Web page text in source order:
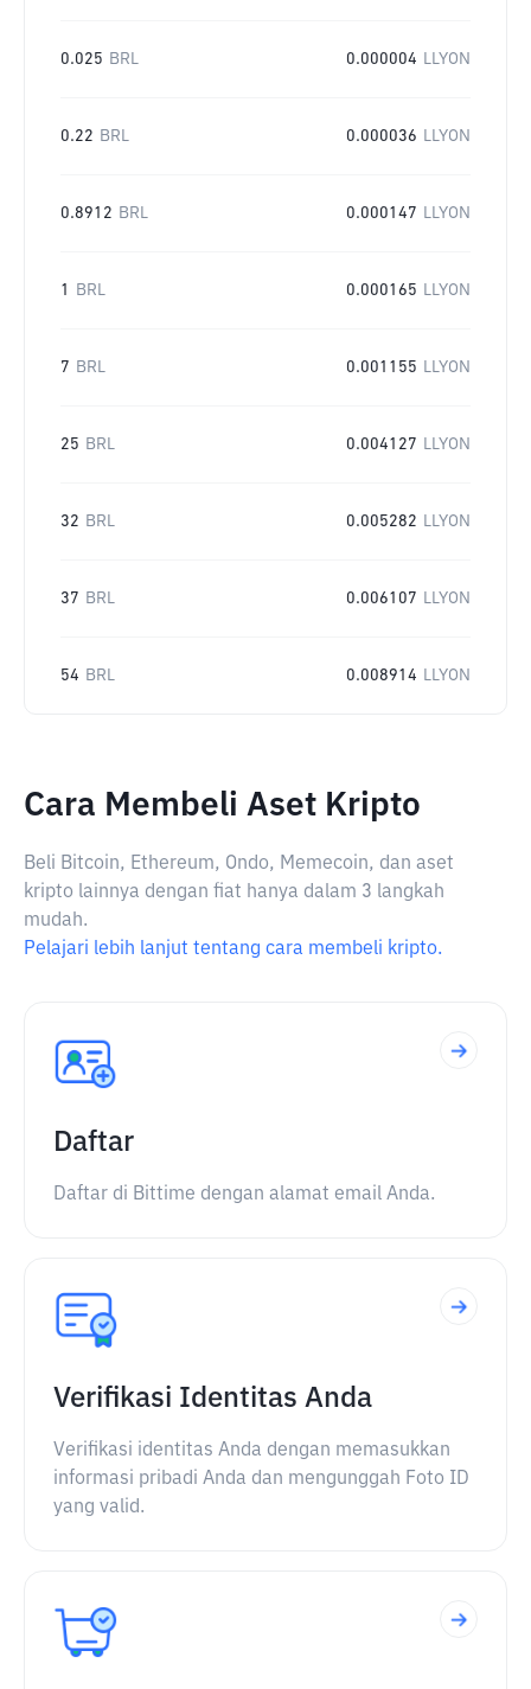
0.025 BRL 0.000004 LLYON
0.22 BRL 0.000036 LLYON
0.8912 BRL 0.000147 LLYON
1 BRL 0.000165 LLYON
7 BRL 0.001155 LLYON
25 BRL 0.004127 LLYON
32 BRL 0.005282 LLYON
37 BRL 0.006107 LLYON
54 BRL 0.008914 LLYON
Cara Membeli Aset Kripto
Beli Bitcoin, Ethereum, Ondo, Memecoin, dan aset
kripto lainnya dengan fiat hanya dalam 3 langkah
mudah.
Pelajari lebih lanjut tentang cara membeli kripto.
Daftar
Daftar di Bittime dengan alamat email Anda.
Verifikasi Identitas Anda
Verifikasi identitas Anda dengan memasukkan
informasi pribadi Anda dan mengunggah Foto ID
yang valid.